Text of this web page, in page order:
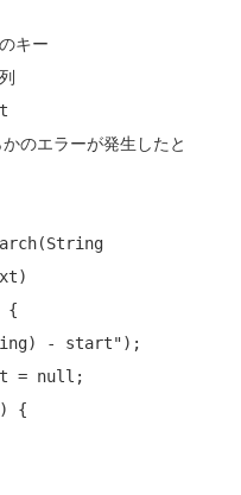
{
- start");
=
null ;
) {